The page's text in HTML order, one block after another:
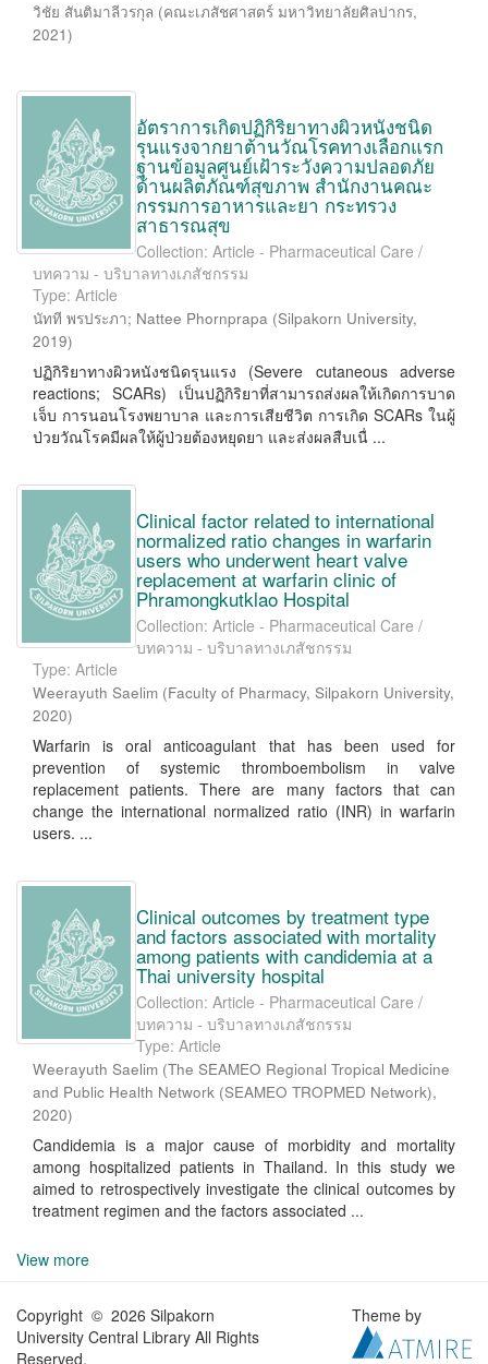
วิชัย สันติมาลีวรกุล (คณะเภสัชศาสตร์ มหาวิทยาลัยศิลปากร,
2021)
อัตราการเกิดปฏิกิริยาทางผิวหนังชนิด
รุนแรงจากยาต้านวัณโรคทางเลือกแรก
ฐานข้อมูลศูนย์เฝ้าระวังความปลอดภัย
ด้านผลิตภัณฑ์สุขภาพ สำนักงานคณะ
กรรมการอาหารและยา กระทรวง
สาธารณสุข
Collection: Article - Pharmaceutical Care /
บทความ - บริบาลทางเภสัชกรรม
Type: Article
นัทที พรประภา; Nattee Phornprapa (Silpakorn University,
2019)
ปฏิกิริยาทางผิวหนังชนิดรุนแรง (Severe cutaneous adverse
reactions; SCARs) เป็นปฏิกิริยาที่สามารถส่งผลให้เกิดการบาด
เจ็บ การนอนโรงพยาบาล และการเสียชีวิต การเกิด SCARs ในผู้
ป่วยวัณโรคมีผลให้ผู้ป่วยต้องหยุดยา และส่งผลสืบเนื่ ...
Clinical factor related to international
normalized ratio changes in warfarin
users who underwent heart valve
replacement at warfarin clinic of
Phramongkutklao Hospital
Collection: Article - Pharmaceutical Care /
บทความ - บริบาลทางเภสัชกรรม
Type: Article
Weerayuth Saelim (Faculty of Pharmacy, Silpakorn University,
2020)
Warfarin is oral anticoagulant that has been used for
prevention of systemic thromboembolism in valve
replacement patients. There are many factors that can
change the international normalized ratio (INR) in warfarin
users. ...
Clinical outcomes by treatment type
and factors associated with mortality
among patients with candidemia at a
Thai university hospital
Collection: Article - Pharmaceutical Care /
บทความ - บริบาลทางเภสัชกรรม
Type: Article
Weerayuth Saelim (The SEAMEO Regional Tropical Medicine
and Public Health Network (SEAMEO TROPMED Network),
2020)
Candidemia is a major cause of morbidity and mortality
among hospitalized patients in Thailand. In this study we
aimed to retrospectively investigate the clinical outcomes by
treatment regimen and the factors associated ...
View more
Copyright © 2026 Silpakorn
University Central Library All Rights
Reserved.
Theme by